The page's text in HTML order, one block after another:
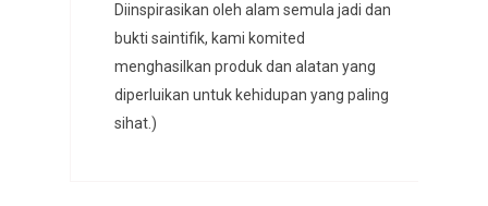
Diinspirasikan oleh alam semula jadi dan
bukti saintifik, kami komited
menghasilkan produk dan alatan yang
diperluikan untuk kehidupan yang paling
sihat.)